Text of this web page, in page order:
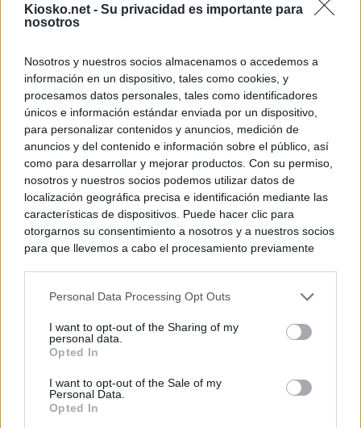
Kiosko.net - Su privacidad es importante para
nosotros
Nosotros y nuestros socios almacenamos o accedemos a
información en un dispositivo, tales como cookies, y
procesamos datos personales, tales como identificadores
únicos e información estándar enviada por un dispositivo,
para personalizar contenidos y anuncios, medición de
anuncios y del contenido e información sobre el público, así
como para desarrollar y mejorar productos. Con su permiso,
nosotros y nuestros socios podemos utilizar datos de
localización geográfica precisa e identificación mediante las
características de dispositivos. Puede hacer clic para
otorgarnos su consentimiento a nosotros y a nuestros socios
para que llevemos a cabo el procesamiento previamente
negar su consentimiento. Tenga en cuenta que algún
de su consentimiento, pero usted tiene el derecho de
rechazar tal procesamiento. Sus preferencias se aplicarán
cualquier momento entrando de nuevo en este sitio web o
visitando nuestra política de privacidad.
Personal Data Processing Opt Outs
I want to opt-out of the Sharing of my
personal data.
Opted In
I want to opt-out of the Sale of my
Personal Data.
Opted In